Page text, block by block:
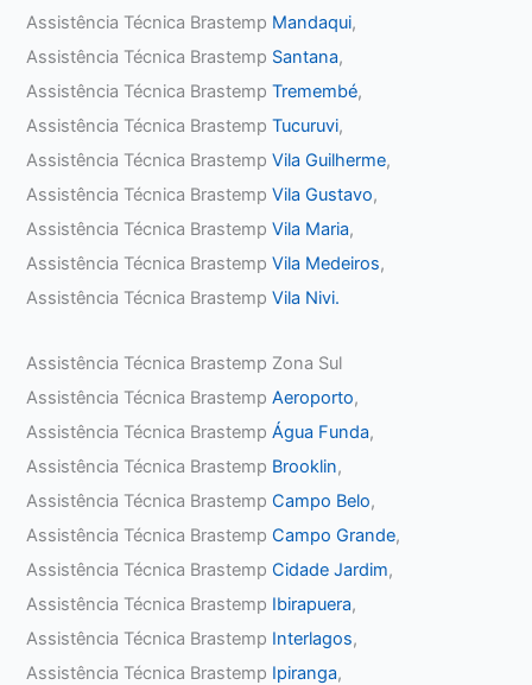
Assistência Técnica Brastemp Mandaqui,
Assistência Técnica Brastemp Santana,
Assistência Técnica BrastempTremembé,
Assistência Técnica BrastempTucuruvi,
Assistência Técnica BrastempVila Guilherme,
Assistência Técnica BrastempVila Gustavo,
Assistência Técnica BrastempVila Maria,
Assistência Técnica BrastempVila Medeiros,
Assistência Técnica BrastempVila Nivi.
Assistência Técnica Brastemp Zona Sul
Assistência Técnica BrastempAeroporto,
Assistência Técnica BrastempÁgua Funda,
Assistência Técnica Brastemp Brooklin,
Assistência Técnica BrastempCampo Belo,
Assistência Técnica BrastempCampo Grande,
Assistência Técnica BrastempCidade Jardim,
Assistência Técnica Brastemp Ibirapuera,
Assistência Técnica Brastemp Interlagos,
Assistência Técnica Brastemp Ipiranga,